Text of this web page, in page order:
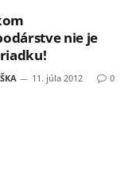
nie je
11. júla 2012 0